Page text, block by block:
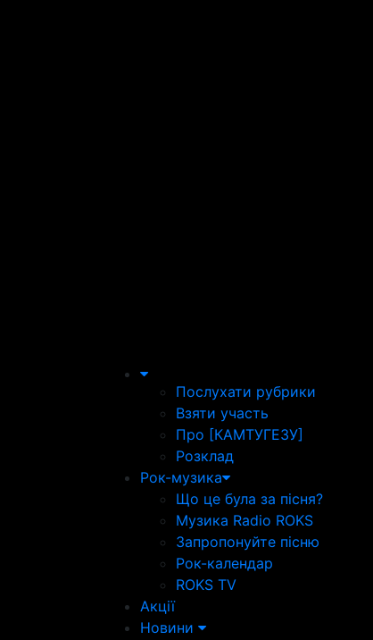
Послухати рубрики
Взяти участь
Про [КАМТУГЕЗУ]
Розклад
Рок-музика
Що це була за пісня?
Музика Radio ROKS
Запропонуйте пісню
Рок-календар
ROKS TV
Акції
Новини